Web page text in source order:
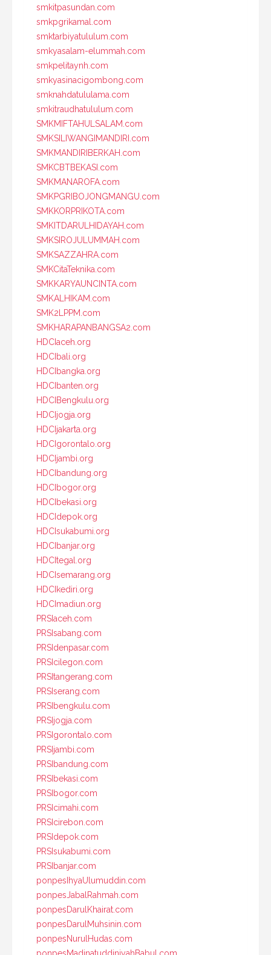
smkitpasundan.com
smkpgrikamal.com
smktarbiyatululum.com
smkyasalam-elummah.com
smkpelitaynh.com
smkyasinacigombong.com
smknahdatululama.com
smkitraudhatululum.com
SMKMIFTAHULSALAM.com
SMKSILIWANGIMANDIRI.com
SMKMANDIRIBERKAH.com
SMKCBTBEKASI.com
SMKMANAROFA.com
SMKPGRIBOJONGMANGU.com
SMKKORPRIKOTA.com
SMKITDARULHIDAYAH.com
SMKSIROJULUMMAH.com
SMKSAZZAHRA.com
SMKCitaTeknika.com
SMKKARYAUNCINTA.com
SMKALHIKAM.com
SMK2LPPM.com
SMKHARAPANBANGSA2.com
HDCIaceh.org
HDCIbali.org
HDCIbangka.org
HDCIbanten.org
HDCIBengkulu.org
HDCIjogja.org
HDCIjakarta.org
HDCIgorontalo.org
HDCIjambi.org
HDCIbandung.org
HDCIbogor.org
HDCIbekasi.org
HDCIdepok.org
HDCIsukabumi.org
HDCIbanjar.org
HDCItegal.org
HDCIsemarang.org
HDCIkediri.org
HDCImadiun.org
PRSIaceh.com
PRSIsabang.com
PRSIdenpasar.com
PRSIcilegon.com
PRSItangerang.com
PRSIserang.com
PRSIbengkulu.com
PRSIjogja.com
PRSIgorontalo.com
PRSIjambi.com
PRSIbandung.com
PRSIbekasi.com
PRSIbogor.com
PRSIcimahi.com
PRSIcirebon.com
PRSIdepok.com
PRSIsukabumi.com
PRSIbanjar.com
ponpesIhyaUlumuddin.com
ponpesJabalRahmah.com
ponpesDarulKhairat.com
ponpesDarulMuhsinin.com
ponpesNurulHudas.com
ponpesMadinatuddiniyahBabul.com